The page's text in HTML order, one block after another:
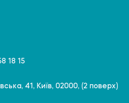
18 15
41, Київ, 02000, (2 поверх)